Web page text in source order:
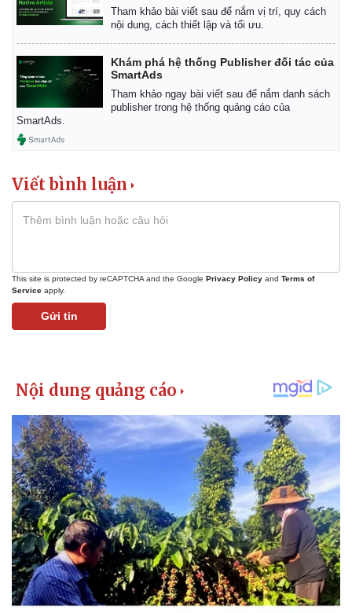
Kinh tế
Bất động sản
Khởi nghiệp
Thị trường
Giá vàng
Tiêu dùng
Tỷ giá
Chứng khoán
Giá cà phê
Tham khảo bài viết sau để nắm vị trí, quy cách
nội dung, cách thiết lập và tối ưu.
Khám phá hệ thống Publisher đối tác của
SmartAds
Tham khảo ngay bài viết sau để nắm danh sách
publisher trong hệ thống quảng cáo của
SmartAds.
Viết bình luận
This site is protected by reCAPTCHA and the Google Privacy Policy and Terms of
Service apply.
Gửi tin